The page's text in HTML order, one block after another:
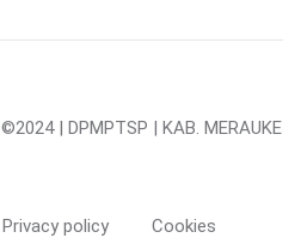
©2024 | DPMPTSP | KAB. MERAUKE
Privacy policy Cookies